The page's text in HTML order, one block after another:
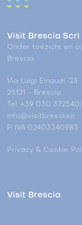
Visit Brescia Scrl
Onder toezicht en
Brescia
Via Luigi Einaudi, 23
25121 - Brescia
Tel. +39 030
info@visitbrescia.it
P. IVA 02403340983
Privacy & Cookie
Visit Brescia